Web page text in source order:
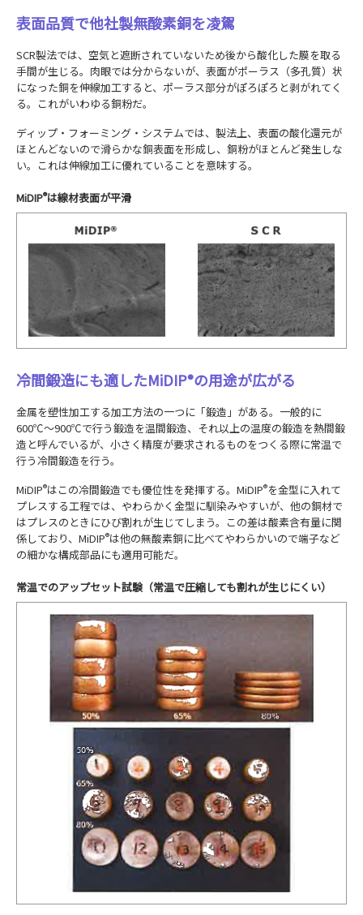
表面品質で他社製無酸素銅を凌駕
SCR製法では、空気と遮断されていないため後から酸化した膜を取る
手間が生じる。肉眼では分からないが、表面がポーラス（多孔質）状
になった銅を伸線加工すると、ポーラス部分がぽろぽろと剥がれてく
る。これがいわゆる銅粉だ。
ディップ・フォーミング・システムでは、製法上、表面の酸化還元が
ほとんどないので滑らかな銅表面を形成し、銅粉がほとんど発生しな
い。これは伸線加工に優れていることを意味する。
MiDIP®は線材表面が平滑
冷間鍛造にも適したMiDIP®の用途が広がる
金属を塑性加工する加工方法の一つに「鍛造」がある。一般的に
600℃～900℃で行う鍛造を温間鍛造、それ以上の温度の鍛造を熱間鍛
造と呼んでいるが、小さく精度が要求されるものをつくる際に常温で
行う冷間鍛造を行う。
MiDIP®はこの冷間鍛造でも優位性を発揮する。MiDIP®を金型に入れて
プレスする工程では、やわらかく金型に馴染みやすいが、他の銅材で
はプレスのときにひび割れが生じてしまう。この差は酸素含有量に関
係しており、MiDIP®は他の無酸素銅に比べてやわらかいので端子など
の細かな構成部品にも適用可能だ。
常温でのアップセット試験（常温で圧縮しても割れが生じにくい）